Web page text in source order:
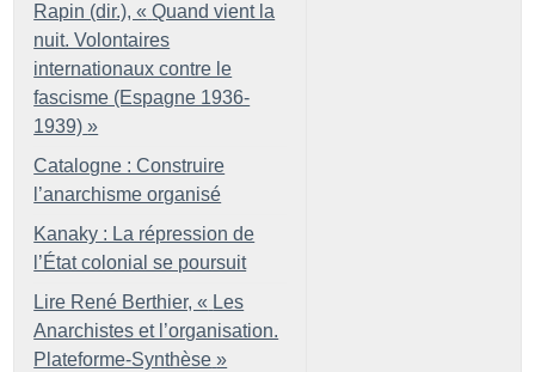
Rapin (dir.), « Quand vient la
nuit. Volontaires
internationaux contre le
fascisme (Espagne 1936-
1939) »
Catalogne : Construire
l’anarchisme organisé
Kanaky : La répression de
l’État colonial se poursuit
Lire René Berthier, « Les
Anarchistes et l’organisation.
Plateforme-Synthèse »